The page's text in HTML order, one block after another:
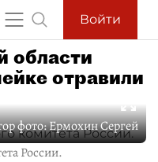
Войти
области
отравили
фото:Ермохин Сергей
России.